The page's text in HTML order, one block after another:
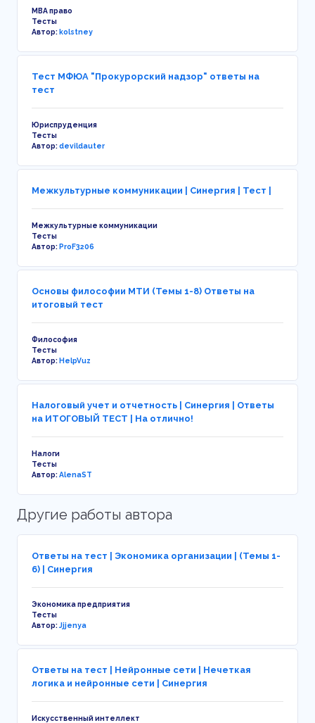
MBA право
Тесты
Автор:kolstney
Тест МФЮА "Прокурорский надзор" ответы на
тест
Юриспруденция
Тесты
Автор:devildauter
Межкультурные коммуникации | Синергия | Тест |
Межкультурные коммуникации
Тесты
Автор:ProF3206
Основы философии МТИ (Темы 1-8) Ответы на
итоговый тест
Философия
Тесты
Автор:HelpVuz
Налоговый учет и отчетность | Синергия | Ответы
на ИТОГОВЫЙ ТЕСТ | На отлично!
Налоги
Тесты
Автор:AlenaST
Другие работы автора
Ответы на тест | Экономика организации | (Темы 1-
6) | Синергия
Экономика предприятия
Тесты
Автор:Jjjenya
Ответы на тест | Нейронные сети | Нечеткая
логика и нейронные сети | Синергия
Искусственный интеллект